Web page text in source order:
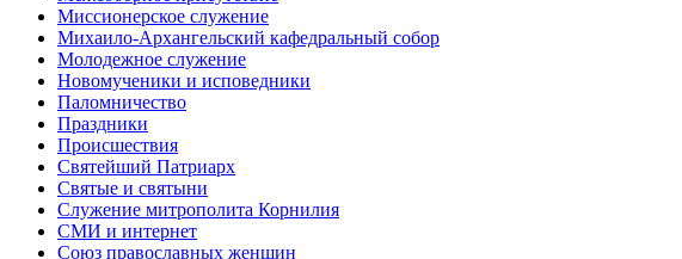
Миссионерское служение
Михаило-Архангельский кафедральный собор
Молодежное служение
Новомученики и исповедники
Паломничество
Праздники
Происшествия
Святейший Патриарх
Святые и святыни
Служение митрополита Корнилия
СМИ и интернет
Союз православных женщин